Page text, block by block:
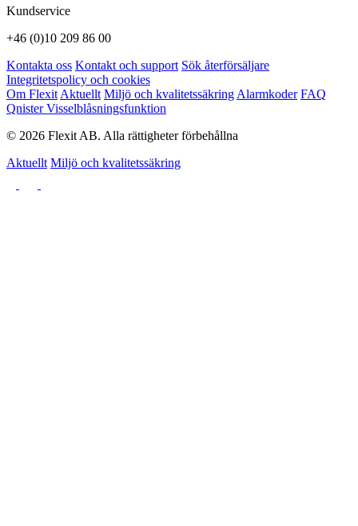
Kundservice
+46 (0)10 209 86 00
Kontakta oss Kontakt och support Sök återförsäljare
Integritetspolicy och cookies
Om Flexit Aktuellt Miljö och kvalitetssäkring Alarmkoder FAQ
Qnister Visselblåsningsfunktion
© 2026 Flexit AB. Alla rättigheter förbehållna
Aktuellt Miljö och kvalitetssäkring